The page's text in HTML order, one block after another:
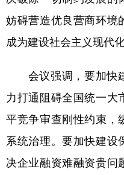
妨碍营造优良营商环境
成为建设社会主义现代
会议强调，要加快
力打通阻碍全国统一大
平竞争审查刚性约束，
系统治理。要加快建设
决企业融资难融资贵问